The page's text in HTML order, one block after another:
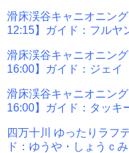
滑床渓谷キャニオニン
12:15】ガイド：フルヤ
滑床渓谷キャニオニン
16:00】ガイド：ジェイ
滑床渓谷キャニオニン
16:00】ガイド：タッキ
四万十川 ゆったりラフ
ド：ゆうや・しょうｃ